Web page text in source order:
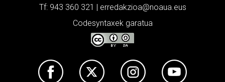
Tf: 943 360 321 | erredakzioa@noaua.eus
Codesyntaxek garatua